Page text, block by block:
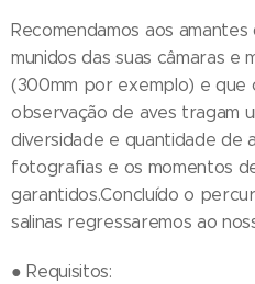
Recomendamos aos
munidos das suas câmaras e
(300mm por exemplo) e que
observação de aves tragam
diversidade e quantidade de
fotografias e os momentos
garantidos.Concluído o
salinas regressaremos ao
● Requisitos: